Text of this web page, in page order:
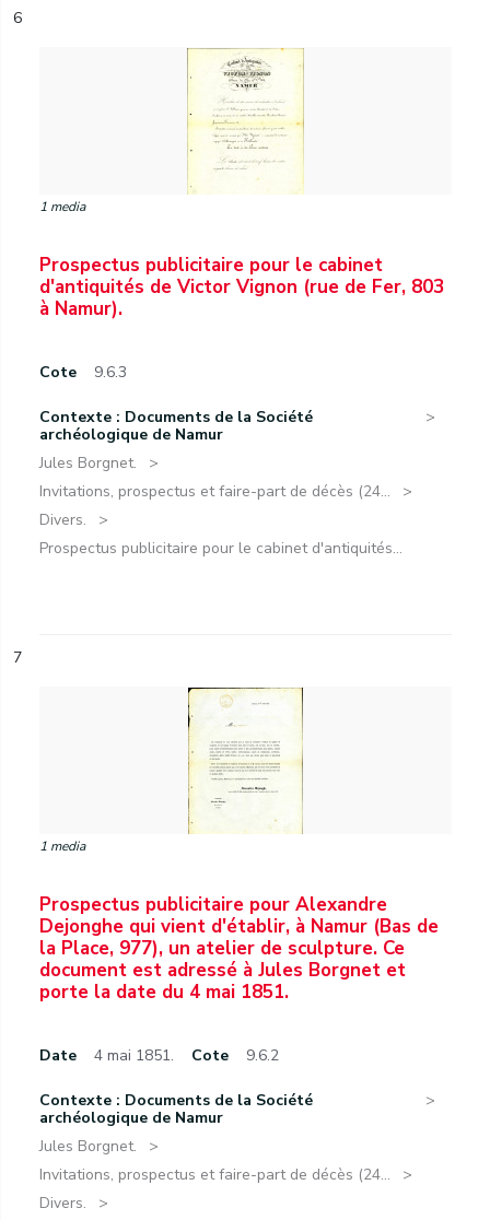
6
1 media
Prospectus publicitaire pour le cabinet
d'antiquités de Victor Vignon (rue de Fer, 803
à Namur).
Cote 9.6.3
Contexte : Documents de la Société
archéologique de Namur
Jules Borgnet.
Invitations, prospectus et faire-part de décès (24...
Divers.
Prospectus publicitaire pour le cabinet d'antiquités...
7
1 media
Prospectus publicitaire pour Alexandre
Dejonghe qui vient d'établir, à Namur (Bas de
la Place, 977), un atelier de sculpture. Ce
document est adressé à Jules Borgnet et
porte la date du 4 mai 1851.
Date 4 mai 1851. Cote 9.6.2
Contexte : Documents de la Société
archéologique de Namur
Jules Borgnet.
Invitations, prospectus et faire-part de décès (24...
Divers.